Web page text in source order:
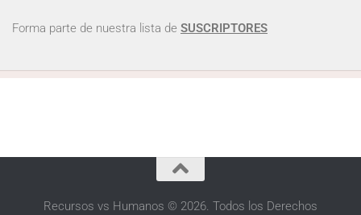
Forma parte de nuestra lista de SUSCRIPTORES
Recursos vs Humanos © 2026. Todos los Derechos